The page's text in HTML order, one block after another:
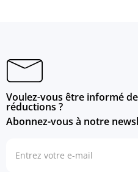
Voulez-vous être informé
réductions ?
Abonnez-vous à notre